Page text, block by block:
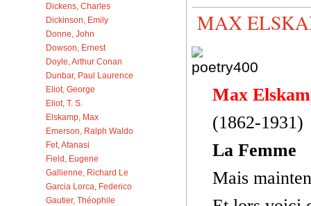
Dickens, Charles
Dickinson, Emily
Donne, John
Dowson, Ernest
Doyle, Arthur Conan
Dunbar, Paul Laurence
Eliot, George
Eliot, T. S.
Elskamp, Max
Emerson, Ralph Waldo
Fet, Afanasi
Field, Eugene
Gallienne, Richard Le
Garcia Lorca, Federico
Gautier, Théophile
MAX
Max
(1862-1931)
La Femme
Mais